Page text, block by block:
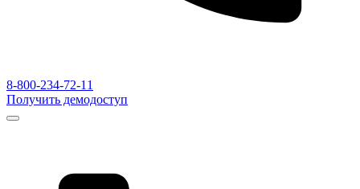
8-800-234-72-11
Получить демодоступ